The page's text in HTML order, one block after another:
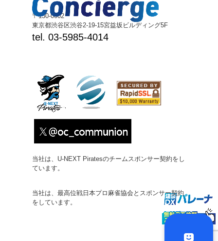
〒150-0002
東京都渋谷区渋谷2-19-15宮益坂ビルディング5F
tel. 03-5985-4014
当社は、U-NEXT Piratesのチームスポンサー契約をし
ています。
当社は、最高位戦日本プロ麻雀協会とスポンサー契約
をしています。